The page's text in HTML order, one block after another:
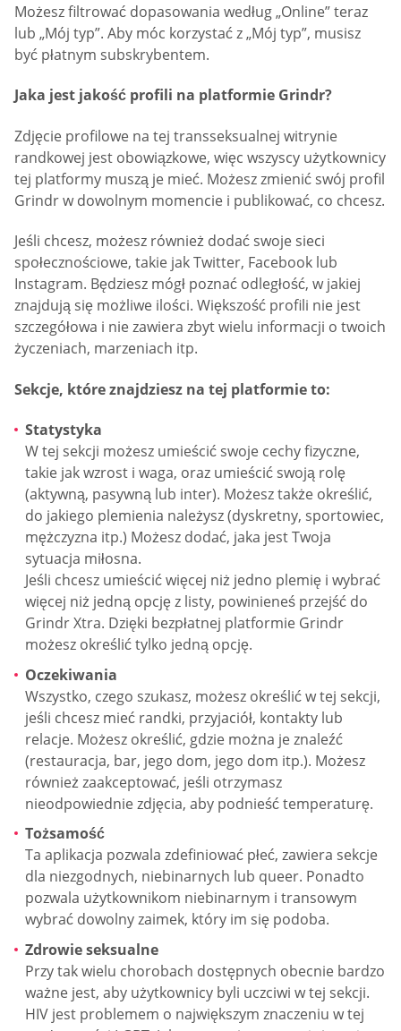
Możesz filtrować dopasowania według „Online” teraz
lub „Mój typ”. Aby móc korzystać z „Mój typ”, musisz
być płatnym subskrybentem.
Jaka jest jakość profili na platformie Grindr?
Zdjęcie profilowe na tej transseksualnej witrynie
randkowej jest obowiązkowe, więc wszyscy użytkownicy
tej platformy muszą je mieć. Możesz zmienić swój profil
Grindr w dowolnym momencie i publikować, co chcesz.
Jeśli chcesz, możesz również dodać swoje sieci
społecznościowe, takie jak Twitter, Facebook lub
Instagram. Będziesz mógł poznać odległość, w jakiej
znajdują się możliwe ilości. Większość profili nie jest
szczegółowa i nie zawiera zbyt wielu informacji o twoich
życzeniach, marzeniach itp.
Sekcje, które znajdziesz na tej platformie to:
Statystyka
W tej sekcji możesz umieścić swoje cechy fizyczne,
takie jak wzrost i waga, oraz umieścić swoją rolę
(aktywną, pasywną lub inter). Możesz także określić,
do jakiego plemienia należysz (dyskretny, sportowiec,
mężczyzna itp.) Możesz dodać, jaka jest Twoja
sytuacja miłosna.
Jeśli chcesz umieścić więcej niż jedno plemię i wybrać
więcej niż jedną opcję z listy, powinieneś przejść do
Grindr Xtra. Dzięki bezpłatnej platformie Grindr
możesz określić tylko jedną opcję.
Oczekiwania
Wszystko, czego szukasz, możesz określić w tej sekcji,
jeśli chcesz mieć randki, przyjaciół, kontakty lub
relacje. Możesz określić, gdzie można je znaleźć
(restauracja, bar, jego dom, jego dom itp.). Możesz
również zaakceptować, jeśli otrzymasz
nieodpowiednie zdjęcia, aby podnieść temperaturę.
Tożsamość
Ta aplikacja pozwala zdefiniować płeć, zawiera sekcje
dla niezgodnych, niebinarnych lub queer. Ponadto
pozwala użytkownikom niebinarnym i transowym
wybrać dowolny zaimek, który im się podoba.
Zdrowie seksualne
Przy tak wielu chorobach dostępnych obecnie bardzo
ważne jest, aby użytkownicy byli uczciwi w tej sekcji.
HIV jest problemem o największym znaczeniu w tej